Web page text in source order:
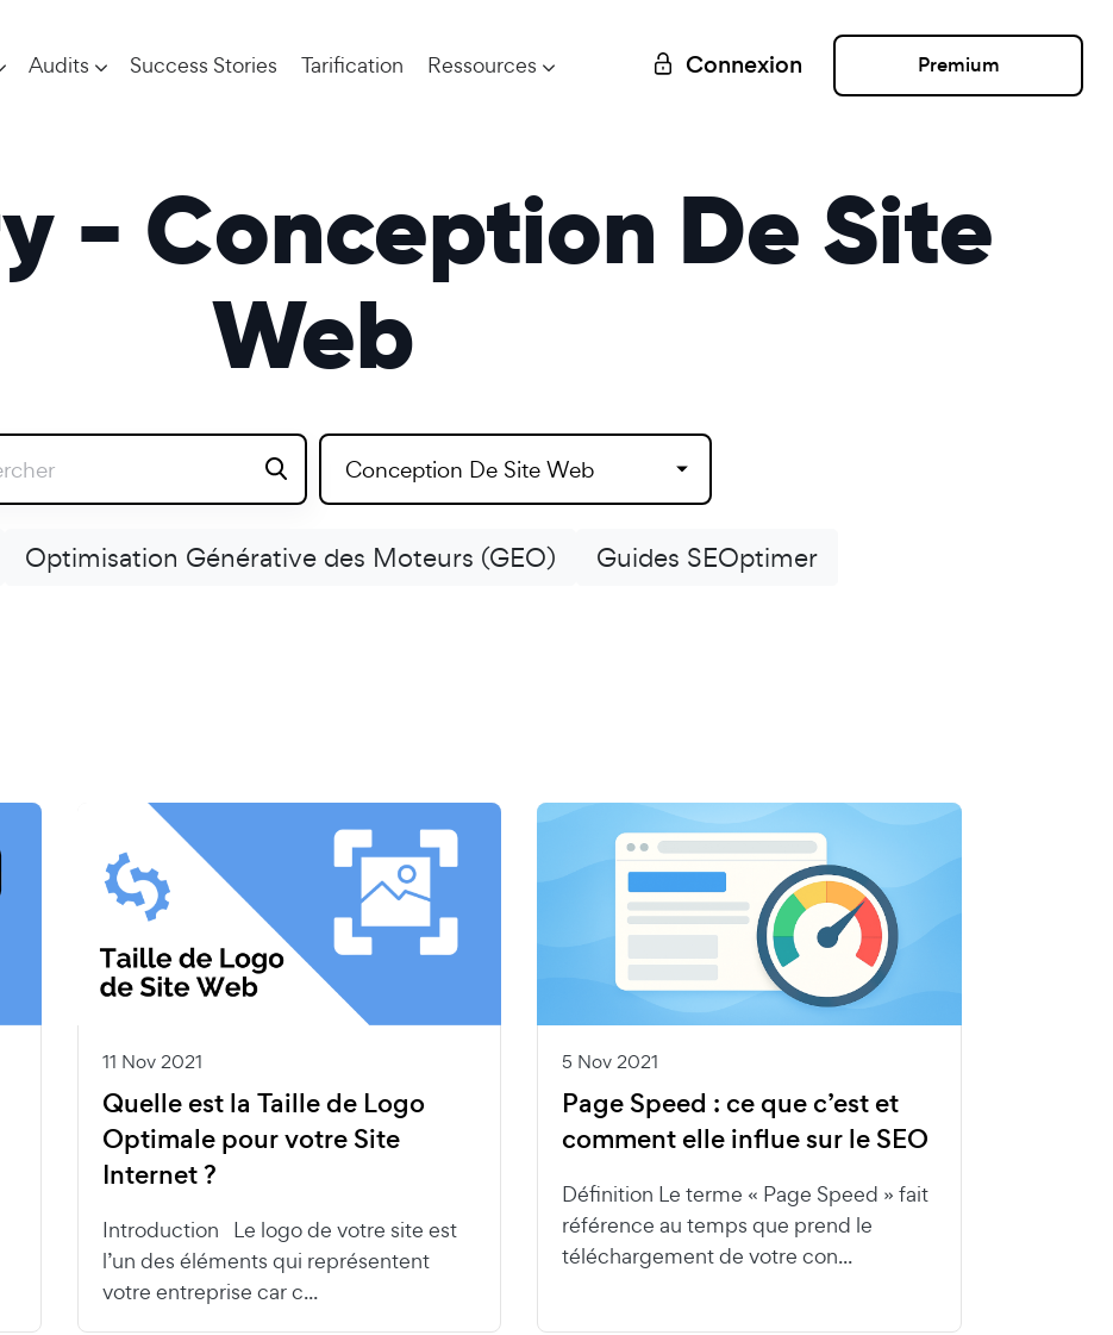
Audits Success Stories Tarification Ressources Connexion Premium
- Conception De Site
Web
Conception De Site Web
Optimisation Générative des Moteurs (GEO) Guides SEOptimer
11 Nov 2021
Quelle est la Taille de Logo
Optimale pour votre Site
Internet ?
Introduction Le logo de votre site est
l’un des éléments qui représentent
votre entreprise car c...
5 Nov 2021
Page Speed : ce que c’est et
comment elle influe sur le SEO
Définition Le terme « Page Speed » fait
référence au temps que prend le
téléchargement de votre con...